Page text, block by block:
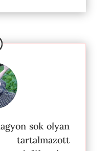
sok olyan